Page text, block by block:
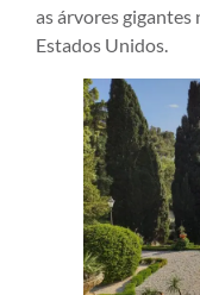
as árvores gigantes
Estados Unidos.